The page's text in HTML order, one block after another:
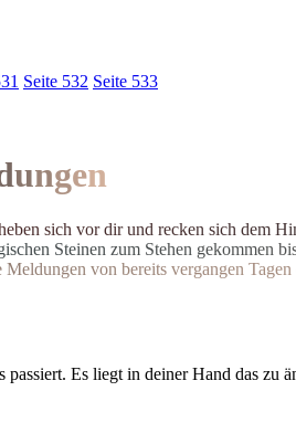
Seite 532 Seite 533
ungen
eben sich vor dir und recken sich dem Hi
ischen Steinen zum Stehen gekommen bi
Meldungen von bereits vergangen Tagen
passiert. Es liegt in deiner Hand das zu